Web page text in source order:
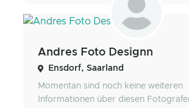
Andres Foto Designn
Ensdorf, Saarland
Momentan sind noch keine weiteren
Informationen über diesen